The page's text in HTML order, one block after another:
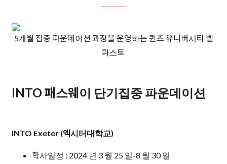
5개월 집중 파운데이션 과정을 운영하는 퀸즈 유니버시티 벨
파스트
INTO 패스웨이 단기집중 파운데이션
INTO Exeter (엑시터대학교)
학사일정 : 2024 년 3 월 25 일-8 월 30 일